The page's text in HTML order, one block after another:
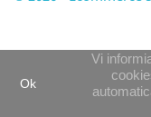
Ok
Vi